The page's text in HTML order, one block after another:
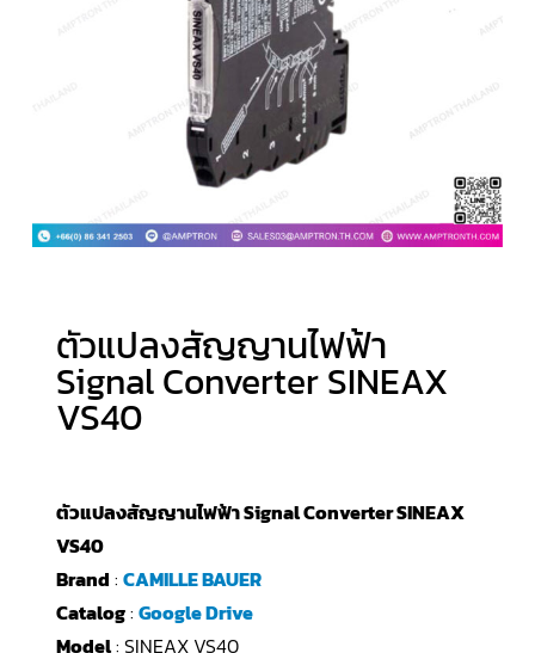
ตัวแปลงสัญญานไฟฟ้า
Signal Converter SINEAX
VS40
ตัวแปลงสัญญานไฟฟ้า Signal Converter SINEAX
VS40
Brand : CAMILLE BAUER
Catalog: Google Drive
Model: SINEAX VS40